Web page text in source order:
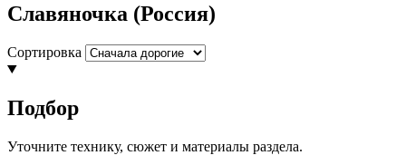
Славяночка (Россия)
Сортировка
Подбор
Уточните технику, сюжет и материалы раздела.